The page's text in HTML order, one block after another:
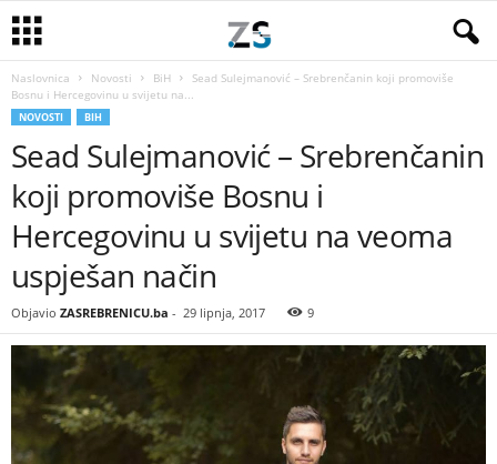
Naslovnica Novosti BiH
Sead Sulejmanović – Srebrenčanin koji promoviše
Bosnu i Hercegovinu u svijetu na...
NOVOSTI BIH
Sead Sulejmanović – Srebrenčanin
koji promoviše Bosnu i
Hercegovinu u svijetu na veoma
uspješan način
Objavio ZASREBRENICU.ba - 29 lipnja, 2017 9